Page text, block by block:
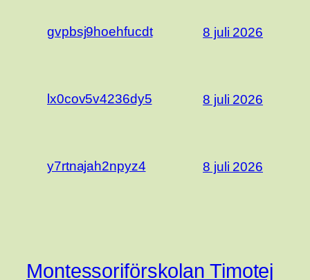
gvpbsj9hoehfucdt 8 juli 2026
lx0cov5v4236dy5 8 juli 2026
y7rtnajah2npyz4 8 juli 2026
Montessoriförskolan Timotej